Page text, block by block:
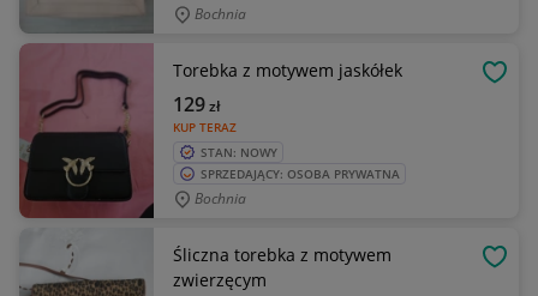
Bochnia
Torebka z motywem jaskółek
KUP TERAZ
129zł
STAN: NOWY
SPRZEDAJĄCY: OSOBA PRYWATNA
Bochnia
Śliczna torebka z motywem
zwierzęcym